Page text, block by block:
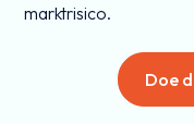
marktrisico.
Doe